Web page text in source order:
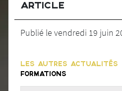
ARTICLE
Publié le vendredi 19 juin
LES AUTRES ACTUALITÉS
FORMATIONS